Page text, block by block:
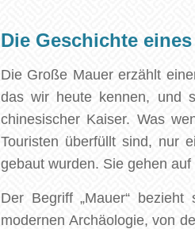
Die Geschichte
Die Große Mauer erzählt
das wir heute kennen, und
chinesischer Kaiser. Was
Touristen überfüllt sind, nur
gebaut wurden. Sie gehen
Der Begriff „Mauer“
modernen Archäologie, von